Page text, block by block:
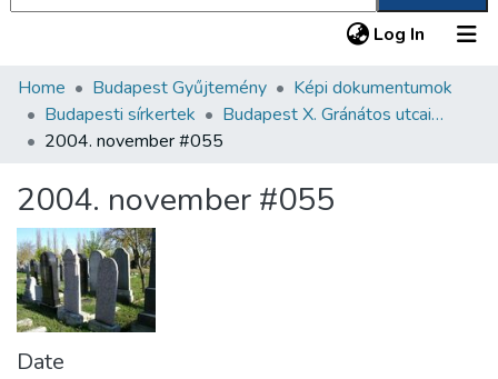
Log In (current)
Communities & Collections
All of DSpace
About us
Home Budapest Gyűjtemény
Képi dokumentumok
Budapesti sírkertek
Budapest X. Gránátos utcai Orthodox Zsidó Temető
2004. november #055
2004. november #055
Date